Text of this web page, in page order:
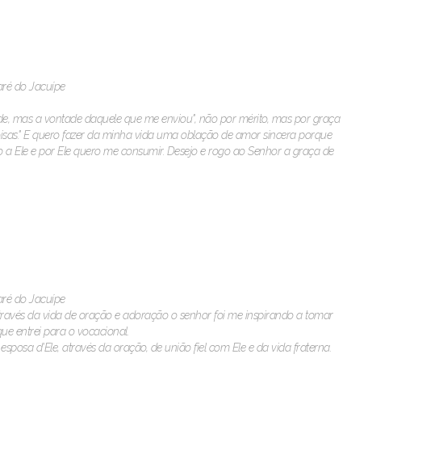
do Jacuípe
mas a vontade daquele que me enviou", não por mérito, mas por graça
E quero fazer da minha vida uma oblação de amor sincera porque
Ele e por Ele quero me consumir. Desejo e rogo ao Senhor a graça de
do Jacuípe
da vida de oração e adoração o senhor foi me inspirando a tomar
entrei para o vocacional.
d'Ele, através da oração, de união fiel com Ele e da vida fraterna.